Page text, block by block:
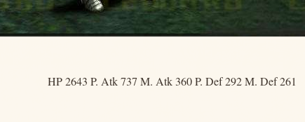
HP 2643 P. Atk 737 M. Atk 360 P. Def 292 M. Def 261